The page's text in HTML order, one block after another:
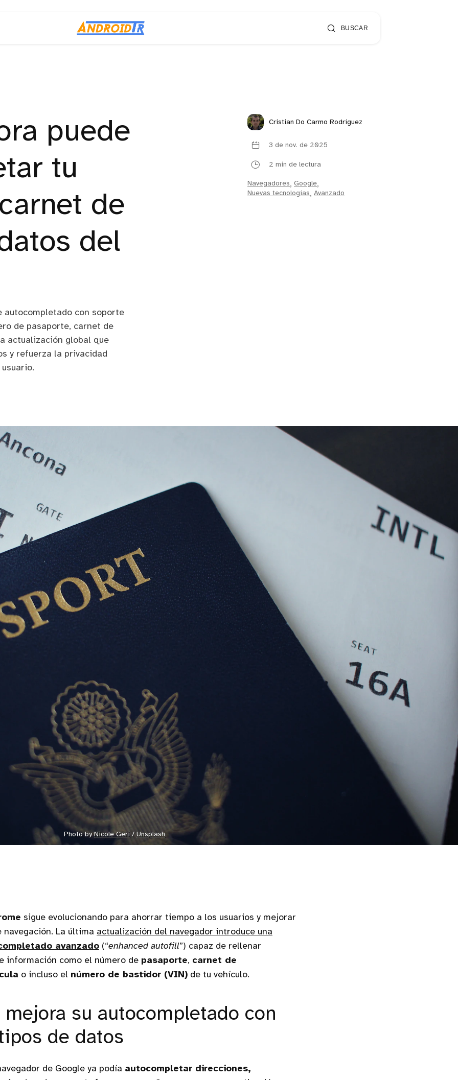
BUSCAR
puede
tu
de
del
autocompletado con soporte
de pasaporte, carnet de
actualización global que
y refuerza la privacidad
Cristian Do Carmo Rodríguez
3 de nov. de 2025
2 min de lectura
Navegadores, Google,
Nuevas tecnologías, Avanzado
Photo by Nicole Geri / Unsplash
sigue evolucionando para ahorrar tiempo a los usuarios y mejorar
La última actualización del navegador introduce una
avanzado (“enhanced autofill”) capaz de rellenar
información como el número de pasaporte, carnet de
o incluso el número de bastidor (VIN) de tu vehículo.
mejora su autocompletado con
de datos
de Google ya podía autocompletar direcciones,